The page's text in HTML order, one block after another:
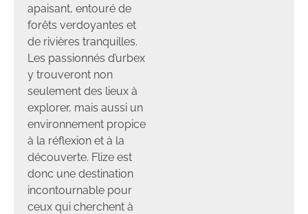
apaisant, entouré de
forêts verdoyantes et
de rivières tranquilles.
Les passionnés d’urbex
y trouveront non
seulement des lieux à
explorer, mais aussi un
environnement propice
à la réflexion et à la
découverte. Flize est
donc une destination
incontournable pour
ceux qui cherchent à